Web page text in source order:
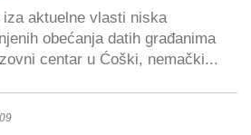
iza aktuelne vlasti niska
obećanja datih građanima
centar u Ćoški, nemački...